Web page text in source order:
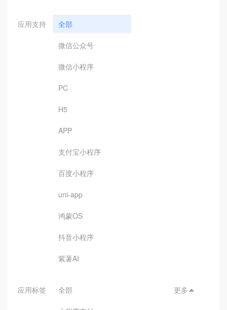
应用支持 全部
微信公众号
微信小程序
PC
H5
APP
支付宝小程序
百度小程序
uni-app
鸿蒙OS
抖音小程序
紫薯AI
应用标签 全部 更多 